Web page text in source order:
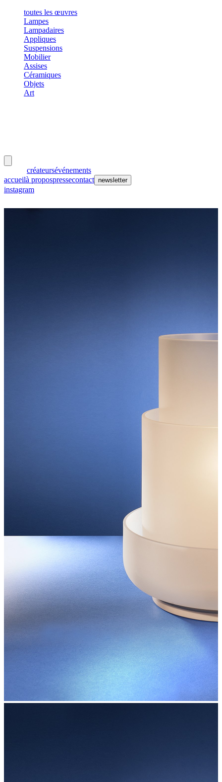
toutes les œuvres
Lampes
Lampadaires
Appliques
Suspensions
Mobilier
Assises
Céramiques
Objets
Art
créateursévénements
accueilà propospressecontact newsletter
instagram